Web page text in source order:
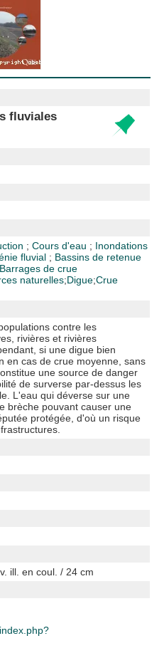
fluviales
;Cours d'eau ; Inondations
fluvial ; Bassins de retenue
Barrages de crue
naturelles;Digue;Crue
contre les
rivières et rivières
si une digue bien
en cas de crue moyenne, sans
une source de danger
de surverse par-dessus les
L'eau qui déverse sur une
brèche pouvant causer une
protégée, d'où un risque
ill. en coul. / 24 cm